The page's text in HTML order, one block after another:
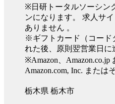
※日研トータルソーシン
ンになります。 求人サ
ありません 。
※ギフトカード（コード
れた後、原則翌営業日に
※Amazon、Amazon.co.jp
Amazon.com, Inc. または
栃木県 栃木市